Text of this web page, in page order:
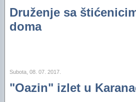
Druženje sa
doma
Subota, 08. 07. 2017.
"Oazin" izlet u